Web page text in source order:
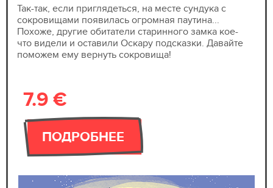
Так-так, если приглядеться, на месте сундука с
сокровищами появилась огромная паутина...
Похоже, другие обитатели старинного замка кое-
что видели и оставили Оскару подсказки. Давайте
поможем ему вернуть сокровища!
7.9 €
ПОДРОБНЕЕ